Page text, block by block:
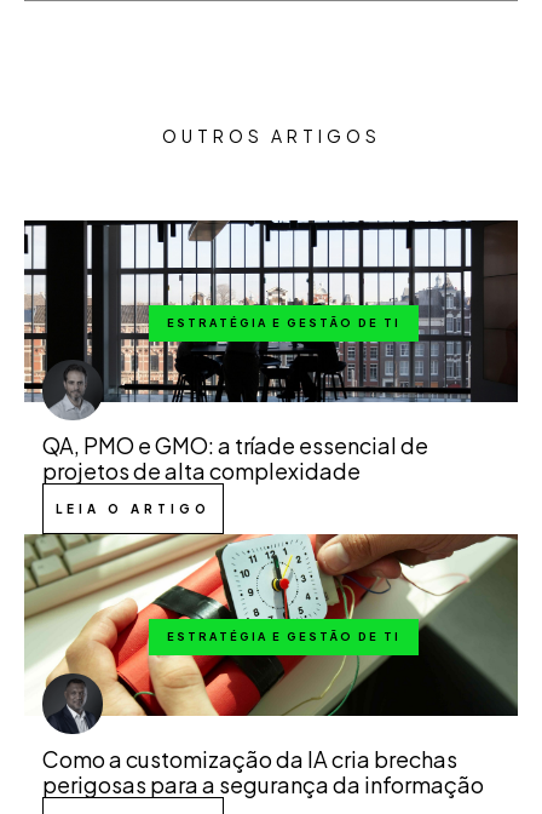
OUTROS ARTIGOS
ESTRATÉGIA E GESTÃO DE TI
QA, PMO e GMO: a tríade essencial de
projetos de alta complexidade
LEIA O ARTIGO
ESTRATÉGIA E GESTÃO DE TI
Como a customização da IA cria brechas
perigosas para a segurança da informação